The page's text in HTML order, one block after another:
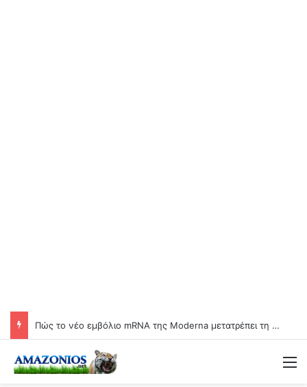
Πώς το νέο εμβόλιο mRNA της Moderna μετατρέπει τη γιαγιά σε βιολογικό όπλο